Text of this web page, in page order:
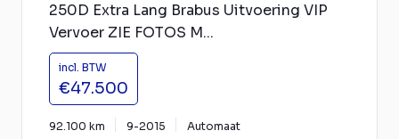
250D Extra Lang Brabus Uitvoering VIP
Vervoer ZIE FOTOS M...
incl. BTW
€47.500
92.100 km 9-2015 Automaat